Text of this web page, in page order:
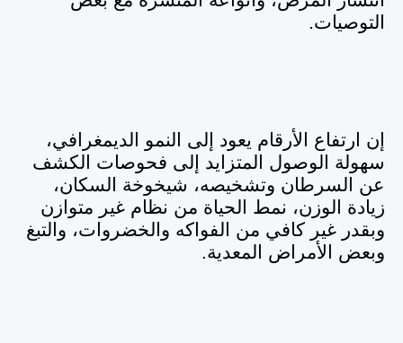
التوصيات.
إن ارتفاع الأرقام يعود إلى النمو الديمغرافي،
سهولة الوصول المتزايد إلى فحوصات الكشف
عن السرطان وتشخيصه، شيخوخة السكان،
زيادة الوزن، نمط الحياة من نظام غير متوازن
وبقدر غير كافي من الفواكه والخضروات، والتبغ
وبعض الأمراض المعدية.